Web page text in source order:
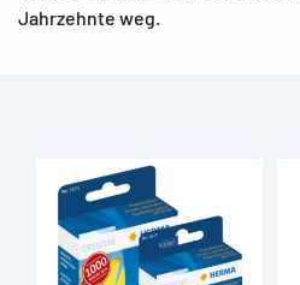
Jahrzehnte weg.